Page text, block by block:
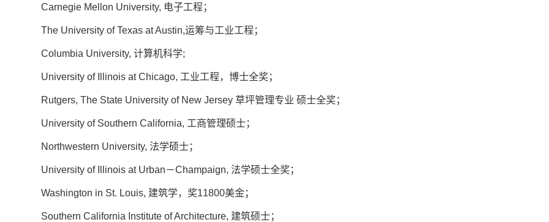
Carnegie Mellon University, 电子工程；
The University of Texas at Austin,运筹与工业工程；
Columbia University, 计算机科学;
University of Illinois at Chicago, 工业工程，博士全奖；
Rutgers, The State University of New Jersey 草坪管理专业 硕士全奖；
University of Southern California, 工商管理硕士；
Northwestern University, 法学硕士；
University of Illinois at Urban－Champaign, 法学硕士全奖；
Washington in St. Louis, 建筑学，奖11800美金；
Southern California Institute of Architecture, 建筑硕士；